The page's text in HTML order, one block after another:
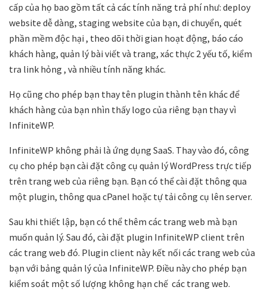
cấp của họ bao gồm tất cả các tính năng trả phí như: deploy
website dễ dàng, staging website của bạn, di chuyển, quét
phần mềm độc hại , theo dõi thời gian hoạt động, báo cáo
khách hàng, quản lý bài viết và trang, xác thực 2 yếu tố, kiểm
tra link hỏng , và nhiều tính năng khác.
Họ cũng cho phép bạn thay tên plugin thành tên khác để
khách hàng của bạn nhìn thấy logo của riêng bạn thay vì
InfiniteWP.
InfiniteWP không phải là ứng dụng SaaS. Thay vào đó, công
cụ cho phép bạn cài đặt công cụ quản lý WordPress trực tiếp
trên trang web của riêng bạn. Bạn có thể cài đặt thông qua
một plugin, thông qua cPanel hoặc tự tải công cụ lên server.
Sau khi thiết lập, bạn có thể thêm các trang web mà bạn
muốn quản lý. Sau đó, cài đặt plugin InfiniteWP client trên
các trang web đó. Plugin client này kết nối các trang web của
bạn với bảng quản lý của InfiniteWP. Điều này cho phép bạn
kiểm soát một số lượng không hạn chế các trang web.